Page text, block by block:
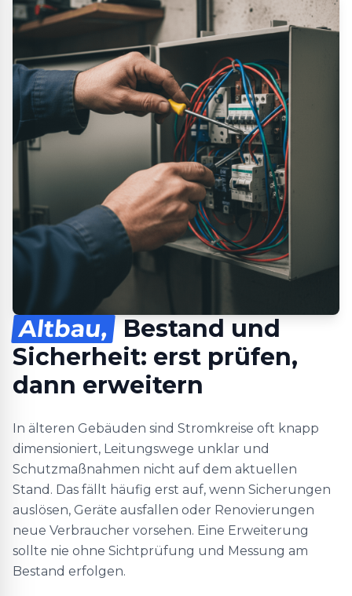
Altbau,
Bestand und
Sicherheit: erst prüfen,
dann erweitern
In älteren Gebäuden sind Stromkreise oft knapp
dimensioniert, Leitungswege unklar und
Schutzmaßnahmen nicht auf dem aktuellen
Stand. Das fällt häufig erst auf, wenn Sicherungen
auslösen, Geräte ausfallen oder Renovierungen
neue Verbraucher vorsehen. Eine Erweiterung
sollte nie ohne Sichtprüfung und Messung am
Bestand erfolgen.